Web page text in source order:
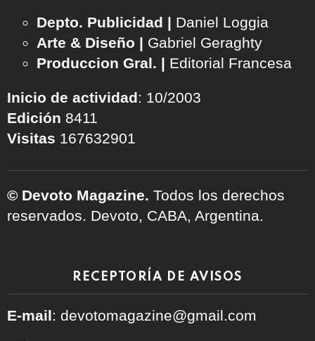
Depto. Publicidad | Daniel Loggia
Arte & Diseño | Gabriel Geraghty
Produccion Gral. | Editorial Francesa
Inicio de actividad: 10/2003
Edición 8411
Visitas 167632901
© Devoto Magazine. Todos los derechos
reservados. Devoto, CABA, Argentina.
RECEPTORÍA DE AVISOS
E-mail: devotomagazine@gmail.com